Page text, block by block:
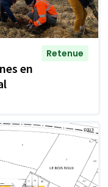
en
Retenue